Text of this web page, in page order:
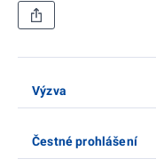
Výzva
Čestné prohlášení